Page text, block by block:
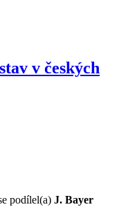
v českých
podílel(a) J. Bayer